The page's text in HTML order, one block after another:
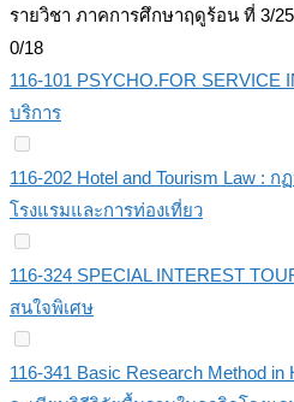
รายวิชา ภาคการศึกษาฤดูร้อน ที่ 3/
0/18
116-101 PSYCHO.FOR SERVICE
บริการ
116-202 Hotel and Tourism Law :
โรงแรมและการท่องเที่ยว
116-324 SPECIAL INTEREST
สนใจพิเศษ
116-341 Basic Research Method in